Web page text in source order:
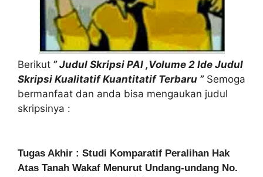
Berikut ” Judul Skripsi PAI ,Volume 2 Ide Judul
Skripsi Kualitatif Kuantitatif Terbaru ”Semoga
bermanfaat dan anda bisa mengaukan judul
skripsinya :
Tugas Akhir : Studi Komparatif Peralihan Hak
Atas Tanah Wakaf Menurut Undang-undang No.